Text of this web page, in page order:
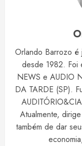
Orlando Barrozo é
desde 1982. Foi
NEWS e AUDIO
DA TARDE (SP).
Atualmente,
também de dar